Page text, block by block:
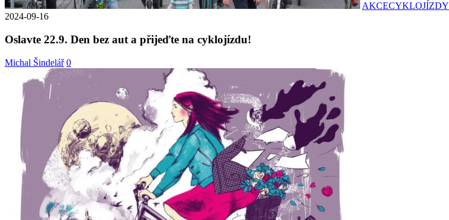
AKCECYKLOJÍZDY
2024-09-16
Oslavte 22.9. Den bez aut a přijeďte na cyklojízdu!
Michal Šindelář 0